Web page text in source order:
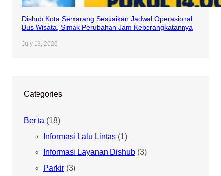
Dishub Kota Semarang Sesuaikan Jadwal Operasional
Bus Wisata, Simak Perubahan Jam Keberangkatannya
July 13, 2026
Categories
Berita (18)
Informasi Lalu Lintas (1)
Informasi Layanan Dishub (3)
Parkir (3)